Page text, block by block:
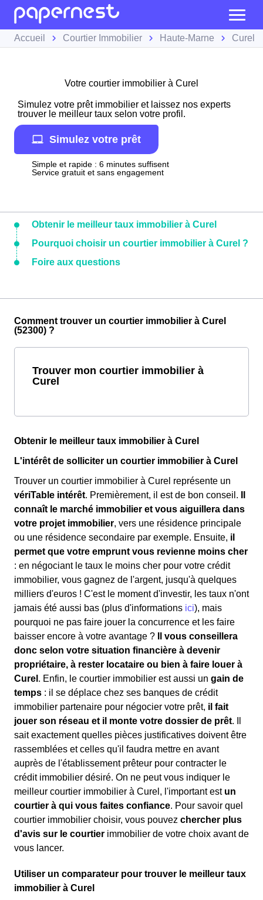
Accueil Courtier Immobilier Haute-Marne Curel
Votre courtier immobilier à Curel
Simulez votre prêt immobilier et laissez nos experts
trouver le meilleur taux selon votre profil.
Simulez votre prêt
Simple et rapide : 6 minutes suffisent
Service gratuit et sans engagement
Obtenir le meilleur taux immobilier à Curel
Pourquoi choisir un courtier immobilier à Curel ?
Foire aux questions
Comment trouver un courtier immobilier à Curel
(52300) ?
Trouver mon courtier immobilier à
Curel
Obtenir le meilleur taux immobilier à Curel
L'intérêt de solliciter un courtier immobilier à Curel
Trouver un courtier immobilier à Curel représente un
vériTable intérêt. Premièrement, il est de bon conseil.
connaît le marché immobilier et vous aiguillera dans
votre projet immobilier, vers une résidence principale
ou une résidence secondaire par exemple. Ensuite, il
permet que votre emprunt vous revienne moins cher
: en négociant le taux le moins cher pour votre crédit
immobilier, vous gagnez de l'argent, jusqu'à quelques
milliers d'euros ! C'est le moment d'investir, les taux n'ont
jamais été aussi bas (plus d'informations ici), mais
pourquoi ne pas faire jouer la concurrence et les faire
baisser encore à votre avantage ?
Il vous conseillera
donc selon votre situation financière à devenir
propriétaire, à rester locataire ou bien à faire louer à
Curel . Enfin, le courtier immobilier est aussi un gain de
temps : il se déplace chez ses banques de crédit
immobilier partenaire pour négocier votre prêt, il fait
jouer son réseau et il monte votre dossier de prêt. Il
sait exactement quelles pièces justificatives doivent être
rassemblées et celles qu'il faudra mettre en avant
auprès de l'établissement prêteur pour contracter le
crédit immobilier désiré. On ne peut vous indiquer le
meilleur courtier immobilier à Curel, l'important est un
courtier à qui vous faites confiance. Pour savoir quel
courtier immobilier choisir, vous pouvez chercher plus
d'avis sur le courtier immobilier de votre choix avant de
vous lancer.
Utiliser un comparateur pour trouver le meilleur taux
immobilier à Curel